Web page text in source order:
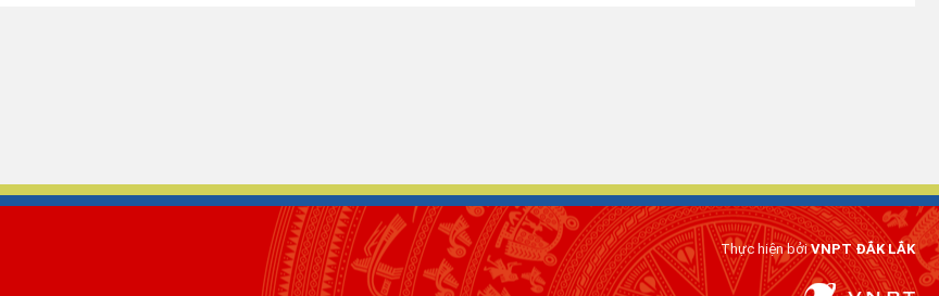
Thực hiện bởiVNPT ĐẮK LẮK